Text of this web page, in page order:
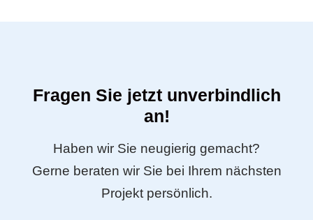
Fragen Sie jetzt unverbindlich
an!
Haben wir Sie neugierig gemacht?
Gerne beraten wir Sie bei Ihrem nächsten
Projekt persönlich.